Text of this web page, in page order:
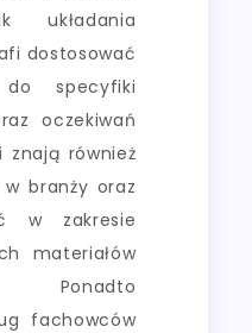
układania
dostosować
specyfiki
oczekiwań
znają również
branży oraz
w zakresie
materiałów
Ponadto
fachowców